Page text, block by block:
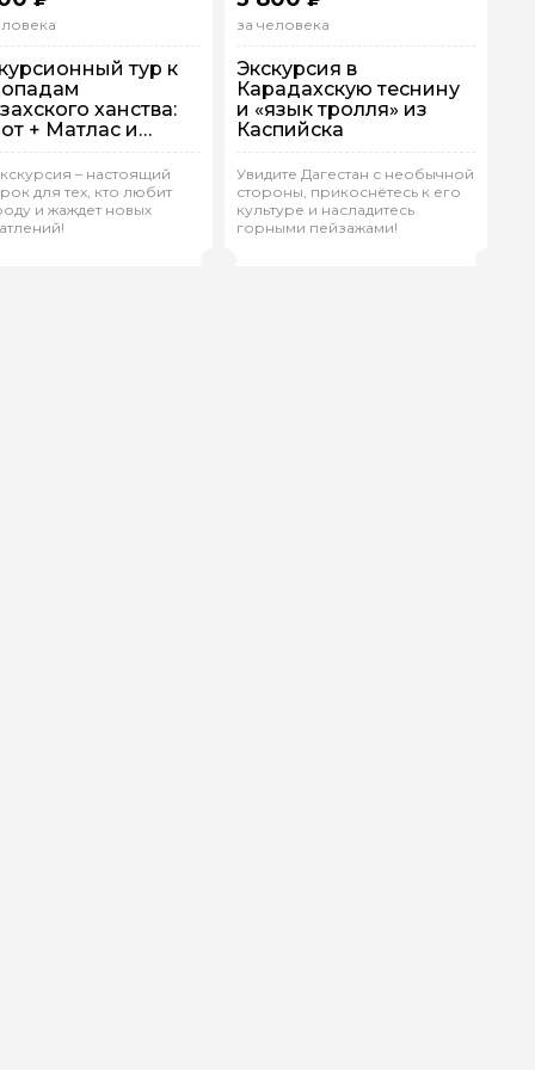
тур к
ханства:
+ Матлас и
чаша
– настоящий
для тех, кто любит
и жаждет новых
На автобусе
за человека
Экскурсия в
Карадахскую теснину
и «язык тролля» из
Каспийска
Увидите Дагестан с необычной
стороны, прикоснётесь к его
культуре и насладитесь
горными пейзажами!
Групповая На автобусе